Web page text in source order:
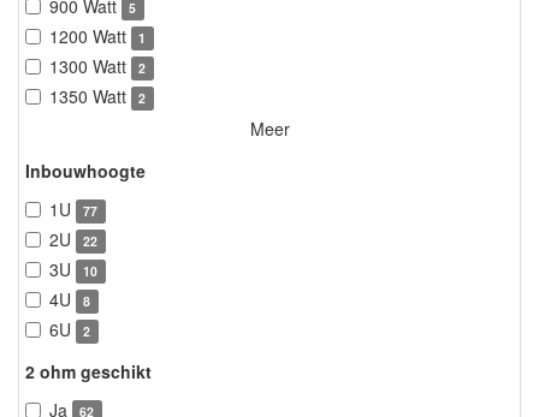
900 Watt 5
1200 Watt 1
1300 Watt 2
1350 Watt 2
Meer
Inbouwhoogte
1U
77
2U 22
3U 10
4U 8
6U 2
2 ohm geschikt
Ja
62